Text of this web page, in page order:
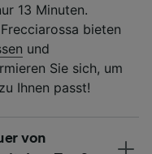
13 Minuten.
bieten
und
Sie sich, um
Ihnen passt!
von